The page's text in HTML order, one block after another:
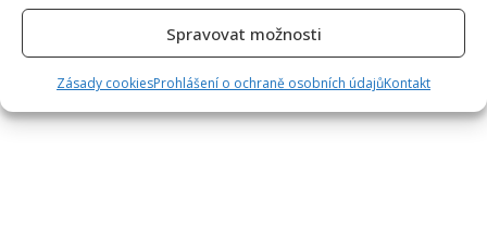
Spravovat možnosti
Zásady cookiesProhlášení o ochraně osobních údajůKontakt